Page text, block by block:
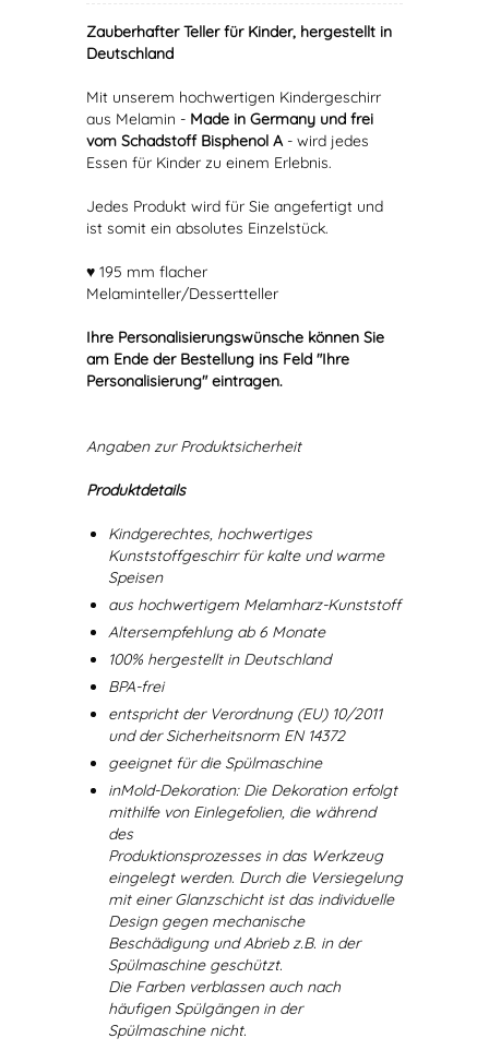
Zauberhafter Teller für Kinder, hergestellt in
Deutschland
Mit unserem hochwertigen Kindergeschirr
aus Melamin - Made in Germany und frei
vom Schadstoff Bisphenol A- wird jedes
Essen für Kinder zu einem Erlebnis.
Jedes Produkt wird für Sie angefertigt und
ist somit ein absolutes Einzelstück.
♥ 195 mm flacher
Melaminteller/Dessertteller
Ihre Personalisierungswünsche können Sie
am Ende der Bestellung ins Feld "Ihre
Personalisierung" eintragen.
Angaben zur Produktsicherheit
Produktdetails
Kindgerechtes, hochwertiges
Kunststoffgeschirr für kalte und warme
Speisen
aus hochwertigem Melamharz-Kunststoff
Altersempfehlung ab 6 Monate
100% hergestellt in Deutschland
BPA-frei
entspricht der Verordnung (EU) 10/2011
und der Sicherheitsnorm EN 14372
geeignet für die Spülmaschine
inMold-Dekoration: Die Dekoration erfolgt
mithilfe von Einlegefolien, die während
des
Produktionsprozesses in das Werkzeug
eingelegt werden. Durch die Versiegelung
mit einer Glanzschicht ist das individuelle
Design gegen mechanische
Beschädigung und Abrieb z.B. in der
Spülmaschine geschützt.
Die Farben verblassen auch nach
häufigen Spülgängen in der
Spülmaschine nicht.